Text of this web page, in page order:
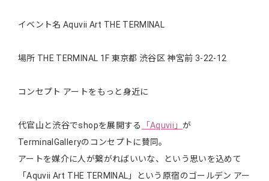
イベント名 Aquvii Art THE TERMINAL
場所 THE TERMINAL 1F 東京都 渋谷区 神宮前 3-22-12
コンセプト アートをもっと身近に
代官山と渋谷でshopを展開する 「Aquvii」が
TerminalGalleryのコンセプトに賛同。
アートを媒介に人が繋がればいいな、という思いを込めて
「Aquvii Art THE TERMINAL」という原宿のゴールデン アー